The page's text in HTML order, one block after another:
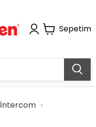
Sepetim
İntercom